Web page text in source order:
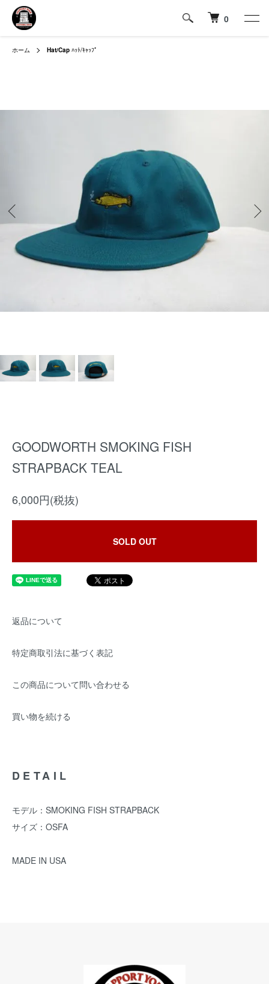
0
ホーム Hat/Cap ﾊｯﾄ/ｷｬｯﾌﾟ
GOODWORTH SMOKING FISH
STRAPBACK TEAL
6,000円(税抜)
SOLD OUT
返品について
特定商取引法に基づく表記
この商品について問い合わせる
買い物を続ける
DETAIL
モデル：SMOKING FISH STRAPBACK
サイズ：OSFA
MADE IN USA